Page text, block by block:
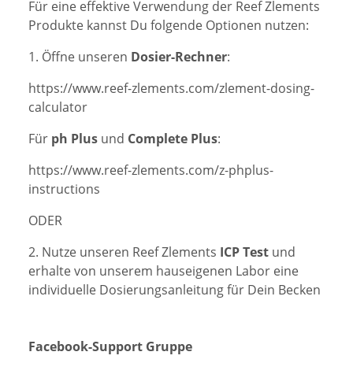
Für eine effektive Verwendung der Reef Zlements
Produkte kannst Du folgende Optionen nutzen:
1. Öffne unseren Dosier-Rechner:
https://www.reef-zlements.com/zlement-dosing-
calculator
Für ph Plus und Complete Plus:
https://www.reef-zlements.com/z-phplus-
instructions
ODER
2. Nutze unseren Reef Zlements ICP Test und
erhalte von unserem hauseigenen Labor eine
individuelle Dosierungsanleitung für Dein Becken
Facebook-Support Gruppe